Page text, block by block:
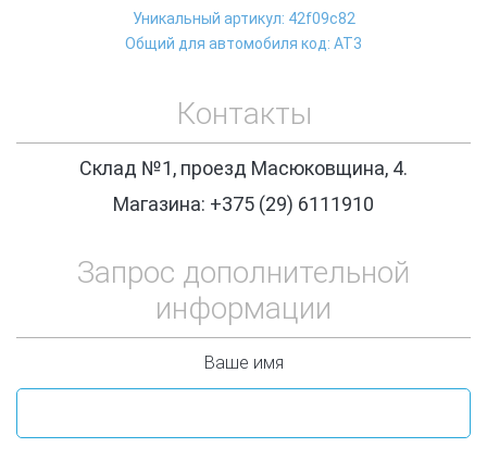
Уникальный артикул: 42f09c82
Общий для автомобиля код: АТ3
Контакты
Склад №1, проезд Масюковщина, 4.
Магазина: +375 (29) 6111910
Запрос дополнительной
информации
Ваше имя